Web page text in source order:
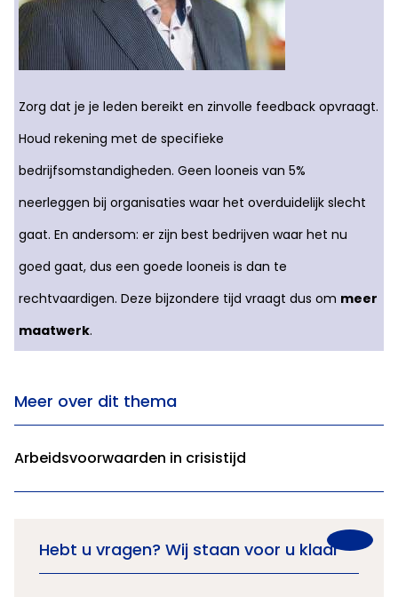
Zorg dat je je leden bereikt en zinvolle feedback opvraagt.
Houd rekening met de specifieke
bedrijfsomstandigheden. Geen looneis van 5%
neerleggen bij organisaties waar het overduidelijk slecht
gaat. En andersom: er zijn best bedrijven waar het nu
goed gaat, dus een goede looneis is dan te
rechtvaardigen. Deze bijzondere tijd vraagt dus om meer
maatwerk.
Meer over dit thema
Arbeidsvoorwaarden in crisistijd
Hebt u vragen? Wij staan voor u klaar